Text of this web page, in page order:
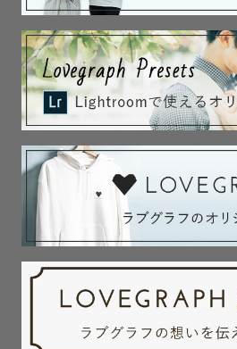
す。
事前にヒアリングをしっかりした
当日もポージングなど指示します
い！
●撮影について
ただの撮影会ではなく「思い出ま
写真を見返した時に「この時あん
ゲストの皆さまが振り返って思い出